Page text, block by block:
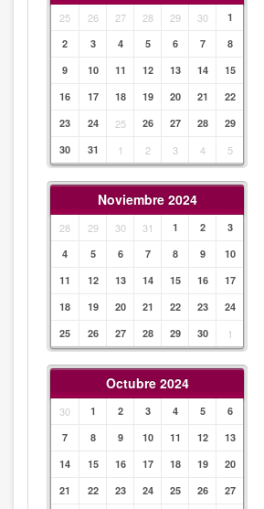
25 26 27 28 29 30
1
2
3 4 5 6 7
8
9
10 11 12 13 14
15
16
17 18 19 20 21
22
23
24 25 26 27 28
29
30
31 1 2 3 4 5
Noviembre 2024
28 29 30 31 1 2
3
4
5 6 7 8 9
10
11
12 13 14 15 16
17
18
19 20 21 22 23
24
25
26 27 28 29 30 1
Octubre 2024
30 1 2 3 4 5
6
7
8 9 10 11 12
13
14
15 16 17 18 19
20
21
22 23 24 25 26
27